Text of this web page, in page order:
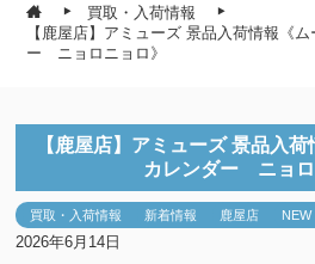
買取・入荷情報
【鹿屋店】アミューズ 景品入荷情報《
ー ニョロニョロ》
【鹿屋店】アミューズ 景品入
カレンダー ニョロ
買取・入荷情報 新着情報 鹿屋店 NEW
2026年6月14日